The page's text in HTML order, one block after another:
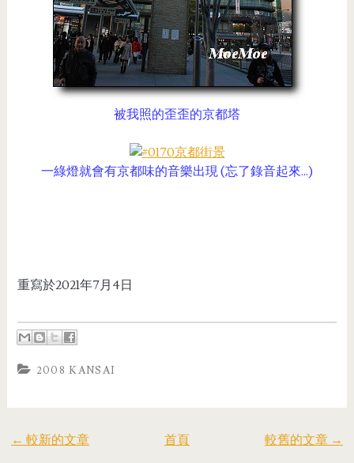
被我照的歪歪的京都塔
一綠燈就會有京都味的音樂出現 (忘了錄音起來...)
重寫於2021年7月4日
2008 KANSAI
← 較新的文章 較舊的文章 →
首頁